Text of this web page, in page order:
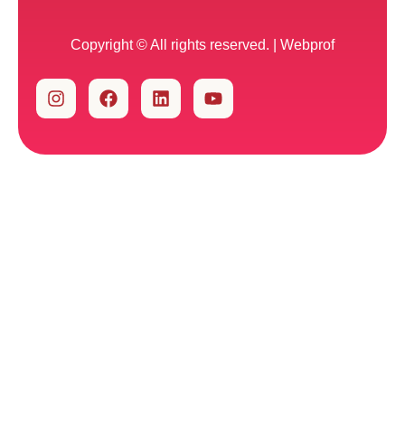
Copyright © All rights reserved. | Webprof